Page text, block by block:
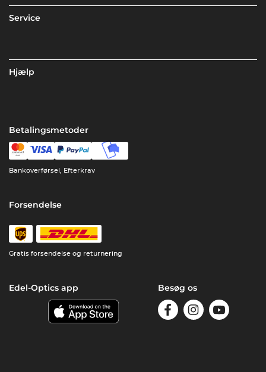
Service
Hjælp
Betalingsmetoder
Bankoverførsel, Efterkrav
Forsendelse
Gratis forsendelse og returnering
Edel-Optics app Besøg os